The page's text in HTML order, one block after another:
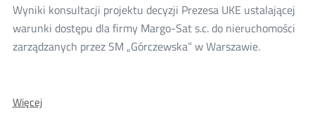
Wyniki konsultacji projektu decyzji Prezesa UKE ustalającej
warunki dostępu dla firmy Margo-Sat s.c. do nieruchomości
zarządzanych przez SM „Górczewska” w Warszawie.
WięcejO: